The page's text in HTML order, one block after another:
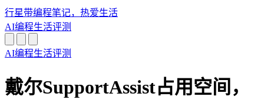
行星带编程笔记，热爱生活
AI编程生活评测
AI编程生活评测
戴尔SupportAssist占用空间，